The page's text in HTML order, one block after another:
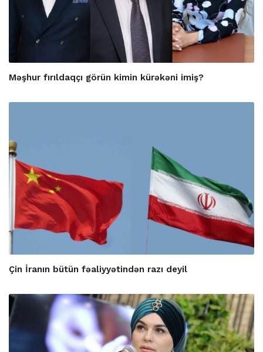
Məşhur fırıldaqçı görün kimin kürəkəni imiş?
Çin İranın bütün fəaliyyətindən razı deyil